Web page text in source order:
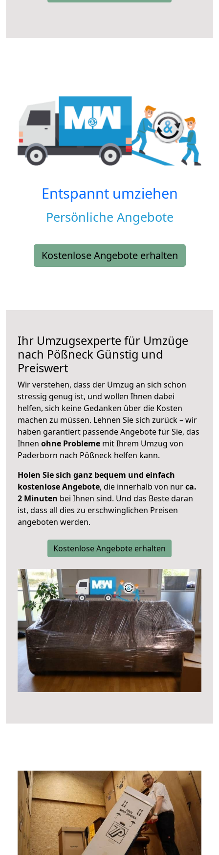
Entspannt umziehen
Persönliche Angebote
Kostenlose Angebote erhalten
Ihr Umzugsexperte für Umzüge
nach Pößneck Günstig und
Preiswert
Wir verstehen, dass der Umzug an sich schon
stressig genug ist, und wollen Ihnen dabei
helfen, sich keine Gedanken über die Kosten
machen zu müssen. Lehnen Sie sich zurück – wir
haben garantiert passende Angebote für Sie, das
Ihnen ohne Probleme mit Ihrem Umzug von
Paderborn nach Pößneck helfen kann.
Holen Sie sich ganz bequem und einfach
kostenlose Angebote, die innerhalb von nurca.
2 Minuten bei Ihnen sind. Und das Beste daran
ist, dass all dies zu erschwinglichen Preisen
angeboten werden.
Kostenlose Angebote erhalten